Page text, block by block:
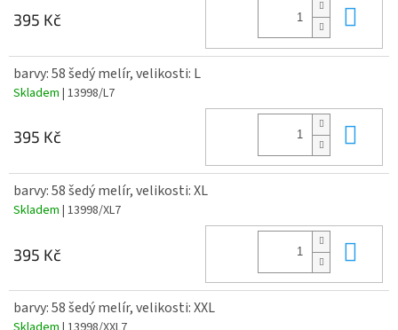
395 Kč
barvy: 58 šedý melír, velikosti: L
Skladem | 13998/L7
395 Kč
barvy: 58 šedý melír, velikosti: XL
Skladem | 13998/XL7
395 Kč
barvy: 58 šedý melír, velikosti: XXL